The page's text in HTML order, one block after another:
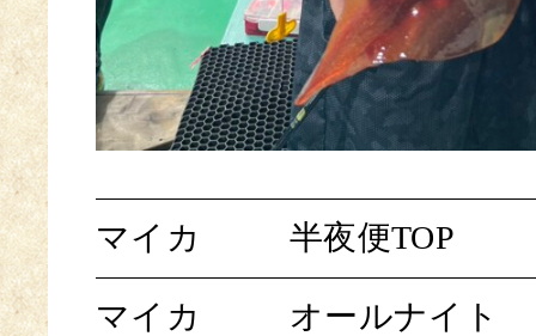
マイカ 半夜便TOP
マイカ
オールナイト